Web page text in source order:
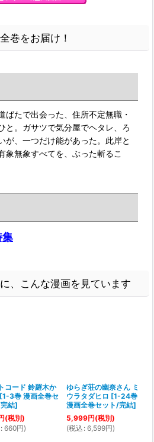
巻をお届け！
ばたで出会った、住所不定無職・
と。ガサツで気分屋でヘタレ、ろ
が、一つだけ能があった。此岸と
無象すべてを、ぶった斬るこ
集
、こんな漫画を見ています
コード 鈴羅木か
[1-3巻 漫画全巻セ
結]
(税別)
: 660円)
ゆらぎ荘の幽奈さん ミ
ウラタダヒロ [1-24巻
漫画全巻セット/完結]
5,999円(税別)
(税込 : 6,599円)